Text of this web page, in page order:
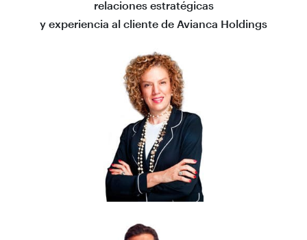
relaciones estratégicas
y experiencia al cliente de Avianca Holdings